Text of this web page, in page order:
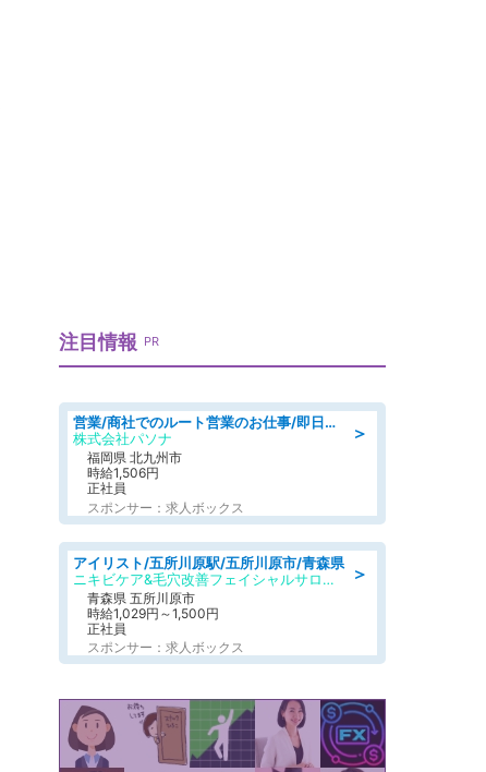
注目情報 PR
＞
営業/商社でのルート営業のお仕事/即日勤務可/車通勤可/営業
株式会社パソナ
福岡県 北九州市
時給1,506円
正社員
スポンサー：求人ボックス
＞
アイリスト/五所川原駅/五所川原市/青森県
ニキビケア&毛穴改善フェイシャルサロン BELDAD
青森県 五所川原市
時給1,029円～1,500円
正社員
スポンサー：求人ボックス